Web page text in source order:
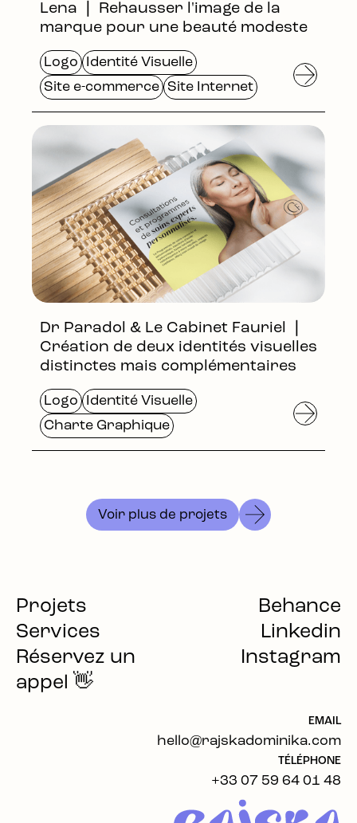
Lena ❘ Rehausser l'image de la
marque pour une beauté modeste
Logo
Identité Visuelle
Site e-commerce Site Internet
Dr Paradol & Le Cabinet Fauriel ❘
Création de deux identités visuelles
distinctes mais complémentaires
Logo
Identité Visuelle
Charte Graphique
Voir plus de projets
Projets
Services
Réservez un
appel 👋
Behance
Linkedin
Instagram
EMAIL
hello@rajskadominika.com
TÉLÉPHONE
+33 07 59 64 01 48